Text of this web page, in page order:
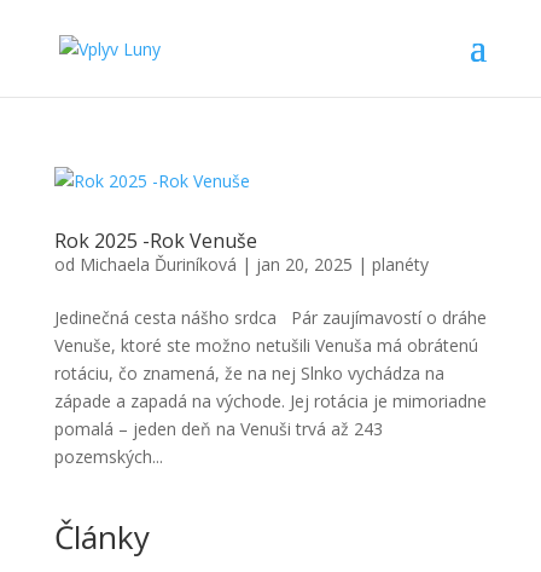
Rok 2025 -Rok Venuše
od Michaela Ďuriníková | jan 20, 2025 | planéty
Jedinečná cesta nášho srdca Pár zaujímavostí o dráhe
Venuše, ktoré ste možno netušili Venuša má obrátenú
rotáciu, čo znamená, že na nej Slnko vychádza na
západe a zapadá na východe. Jej rotácia je mimoriadne
pomalá – jeden deň na Venuši trvá až 243
pozemských...
Články